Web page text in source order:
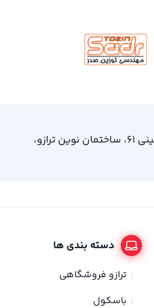
مشهد، میدان امام خمینی، امام خمینی 61، ساختمان نوین ترازو،
دسته بندی ها
ترازو فروشگاهی
باسکول